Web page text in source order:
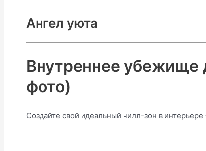
Ангел уюта
Внутреннее убежище
фото)
Создайте свой идеальный чилл-зон в